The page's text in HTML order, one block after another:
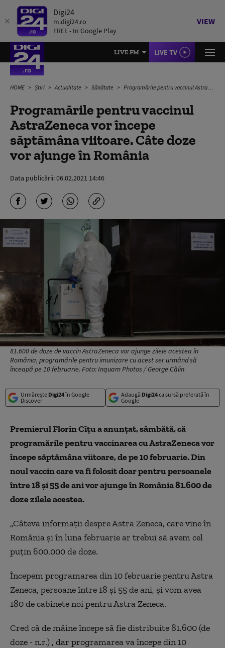
Digi24
m.digi24.ro
FREE - In Google Play
VIEW
LIVE FM LIVE TV
HOME Știri Actualitate Sănătate Programările pentru vaccinul AstraZeneca vor începe săptămâna viitoare. Câte doze vor ajunge în România
Programările pentru vaccinul
AstraZeneca vor începe
săptămâna viitoare. Câte doze
vor ajunge în România
Data publicării:06.02.2021 14:46
81.600 de doze de vaccin AstraZeneca vor ajunge zilele acestea în
România, programările pentru imunizare cu acest ser urmând să
înceapă pe 10 februarie. Foto: Inquam Photos / George Călin
Urmărește Digi24în Google
Discover
Adaugă Digi24ca sursă preferată în
Google
Premierul Florin Cîțu a anunțat, sâmbătă, că
programările pentru vaccinarea cu AstraZeneca vor
începe săptămâna viitoare, de pe 10 februarie. Din
noul vaccin care va fi folosit doar pentru persoanele
între 18 și 55 de ani vor ajunge în România 81.600 de
doze zilele acestea.
„Câteva informaţii despre Astra Zeneca, care vine în
România şi în luna februarie ar trebui să avem cel
puţin 600.000 de doze.
Începem programarea din 10 februarie pentru Astra
Zeneca, persoane între 18 şi 55 de ani, şi vom avea
180 de cabinete noi pentru Astra Zeneca.
Cred că de mâine începe să fie distribuite 81.600 (de
doze - n.r.) , dar programarea va începe din 10